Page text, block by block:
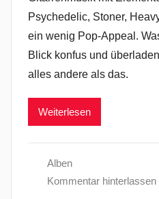
Psychedelic, Stoner,
ein wenig Pop-Appeal.
Blick konfus und
alles andere als das.
Weiterlesen
Alben
Kommentar hinterlassen